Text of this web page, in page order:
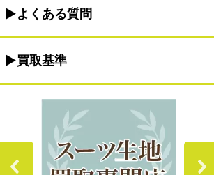
よくある質問
買取基準